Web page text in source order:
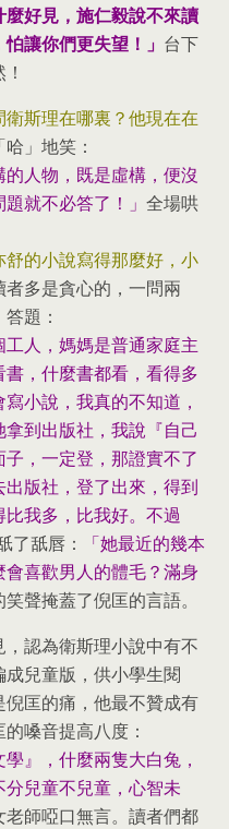
麼好見，施仁毅說不來讀
讓你們更失望！」 台下
衛斯理在哪裏？他現在在
」地笑：
的人物，既是虛構，便沒
就不必答了！」 全場哄
舒的小說寫得那麼好，小
者多是貪心的，一問兩
題：
工人，媽媽是普通家庭主
，什麼書都看，看得多
小說，我真的不知道，
到出版社，我說『自己
，一定登，那證實不了
版社，登了出來，得到
我多，比我好。不過
了舐唇：
「她最近的幾本
喜歡男人的體毛？滿身
聲掩蓋了倪匡的言語。
認為衛斯理小說中有不
兒童版，供小學生閱
匡的痛，他最不贊成有
嗓音提高八度：
』，什麼兩隻大白兔，
兒童不兒童，心智未
老師啞口無言。讀者們都